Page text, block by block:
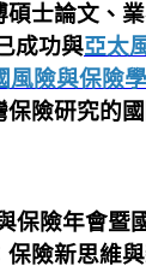
碩士論文、
成功與亞太
風險與保險
險研究的
保險年會暨
保險新思維